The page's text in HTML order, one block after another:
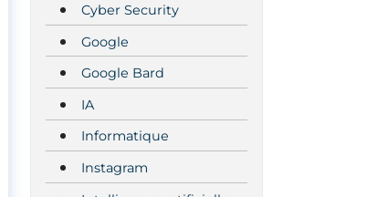
Cyber Security
Google
Google Bard
IA
Informatique
Instagram